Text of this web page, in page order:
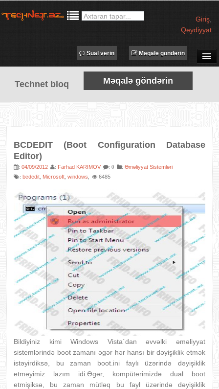
Giriş
Qeydiyyat
SUAL-CAVAB
TECHNET TV
MƏQALƏLƏR
PROQRAMLAR
AVADANLIQLAR
XƏBƏRLƏR
Məqalə göndərin
Sual verin
Technet bloq Məqalə göndərin
BCDEDIT (Boot Configuration Database
Editor)
: 04/09/2012 : Farhad KARIMOV : 0 : Əməliyyat Sistemləri
: bcdedit Microsoft windows 6485
Bildiyiniz kimi Windows Vista`dan əvvəlki əməliyyat
sistemlərində boot zamanı əgər hər hansı bir dəyişiklik etmək
istəyirdiksə, bu zaman boot.ini faylı üzərində dəyişiklik
etməyimiz lazım idi.Əgər, kompüterimizdə dual boot
etmişiksə, bu zaman mütləq bu fayl üzərində dəyişiklik